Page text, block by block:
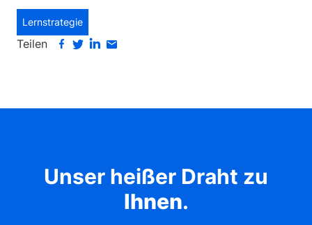
Lernstrategie
Teilen
Unser heißer Draht zu
Ihnen.